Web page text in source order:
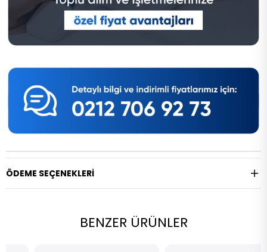
ÖDEME SEÇENEKLERI
BENZER ÜRÜNLER